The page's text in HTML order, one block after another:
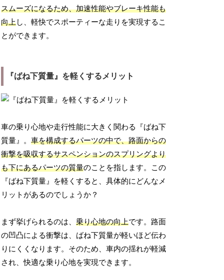
スムーズになるため、加速性能やブレーキ性能も
向上し、軽快でスポーティーな走りを実現するこ
とができます。
『ばね下質量』を軽くするメリット
車の乗り心地や走行性能に大きく関わる『ばね下
質量』。車を構成するパーツの中で、路面からの
衝撃を吸収するサスペンションのスプリングより
も下にあるパーツの質量のことを指します。この
『ばね下質量』を軽くすると、具体的にどんなメ
リットがあるのでしょうか？
まず挙げられるのは、乗り心地の向上です。路面
の凹凸による衝撃は、ばね下質量が軽いほど伝わ
りにくくなります。そのため、車内の揺れが軽減
され、快適な乗り心地を実現できます。